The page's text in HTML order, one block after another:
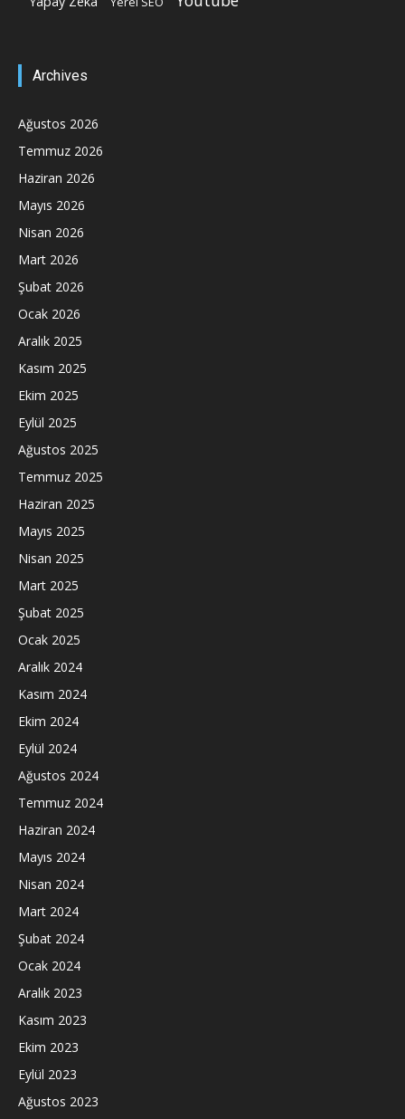
Archives
Ağustos 2026
Temmuz 2026
Haziran 2026
Mayıs 2026
Nisan 2026
Mart 2026
Şubat 2026
Ocak 2026
Aralık 2025
Kasım 2025
Ekim 2025
Eylül 2025
Ağustos 2025
Temmuz 2025
Haziran 2025
Mayıs 2025
Nisan 2025
Mart 2025
Şubat 2025
Ocak 2025
Aralık 2024
Kasım 2024
Ekim 2024
Eylül 2024
Ağustos 2024
Temmuz 2024
Haziran 2024
Mayıs 2024
Nisan 2024
Mart 2024
Şubat 2024
Ocak 2024
Aralık 2023
Kasım 2023
Ekim 2023
Eylül 2023
Ağustos 2023